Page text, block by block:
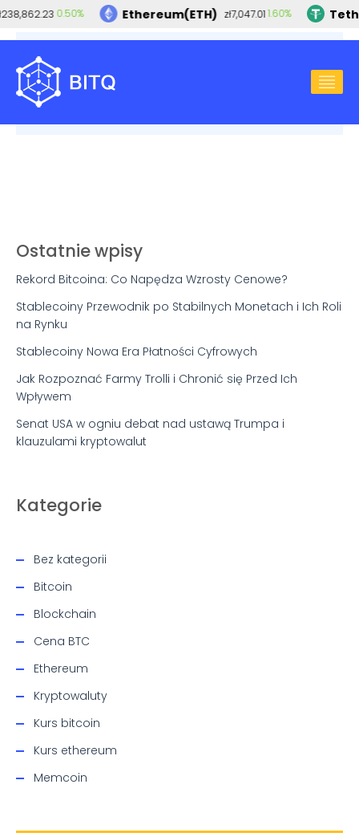
2023-06-11
Kurs bitcoina spada. Są jednak perspektywy
wzrostu.
Ostatnie wpisy
Rekord Bitcoina: Co Napędza Wzrosty Cenowe?
Stablecoiny Przewodnik po Stabilnych Monetach i Ich Roli
na Rynku
Stablecoiny Nowa Era Płatności Cyfrowych
Jak Rozpoznać Farmy Trolli i Chronić się Przed Ich
Wpływem
Senat USA w ogniu debat nad ustawą Trumpa i
klauzulami kryptowalut
Kategorie
Bez kategorii
Bitcoin
Blockchain
Cena BTC
Ethereum
Kryptowaluty
Kurs bitcoin
Kurs ethereum
Memcoin
0.50% Ethereum(ETH) zł7,047.011.60%